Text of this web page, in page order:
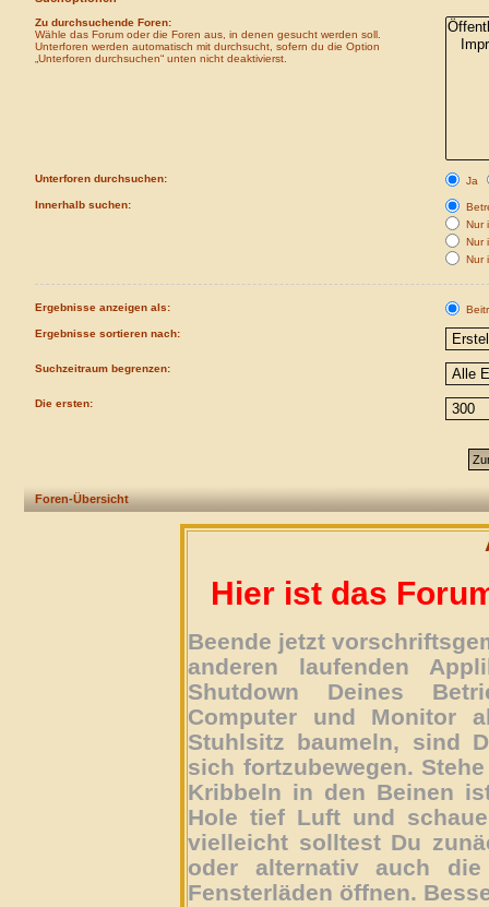
Zu durchsuchende Foren:
Wähle das Forum oder die Foren aus, in denen gesucht werden soll.
Unterforen werden automatisch mit durchsucht, sofern du die Option
„Unterforen durchsuchen“ unten nicht deaktivierst.
Unterforen durchsuchen:
Ja
Innerhalb suchen:
Nur
Nur
Nur
Ergebnisse anzeigen als:
Ergebnisse sortieren nach:
Suchzeitraum begrenzen:
Die ersten:
Foren-Übersicht
Hier ist das
Beende jetzt
anderen laufenden
Shutdown Deines
Computer und Monitor
Stuhlsitz baumeln, sind
sich fortzubewegen.
Kribbeln in den Beinen
Hole tief Luft und
vielleicht solltest Du
oder alternativ auch
Fensterläden öffnen.